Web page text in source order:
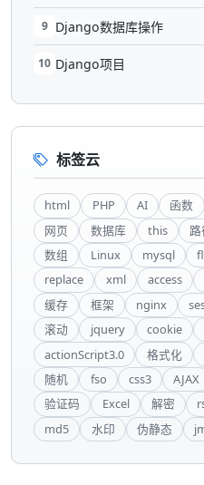
9 Django数据库操作
10 Django项目
标签云
html PHP AI 函数
网页
数据库 this 路
数组
Linux mysql
replace
xml access
缓存
框架 nginx
滚动
jquery cookie
actionScript3.0
格式化
随机
fso css3 AJAX
验证码
Excel 解密
md5
水印 伪静态